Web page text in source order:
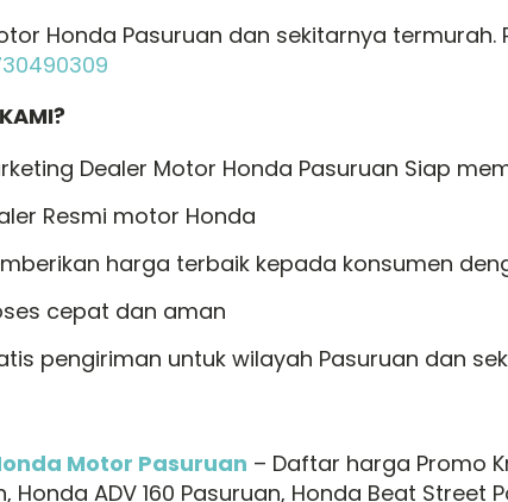
Honda Pasuruan dan sekitarnya
Dealer Motor Honda Pasuruan Siap
Resmi motor Honda
harga terbaik kepada konsumen
cepat dan aman
pengiriman untuk wilayah Pasuruan dan
Motor Pasuruan – Daftar harga Promo
Honda ADV 160 Pasuruan, Honda Beat Street